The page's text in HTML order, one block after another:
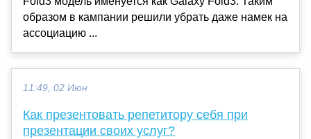
образом в кампании решили убрать даже намек на
ассоциацию ...
11:49, 02 Июн
Как презентовать репетитору себя при
презентации своих услуг?